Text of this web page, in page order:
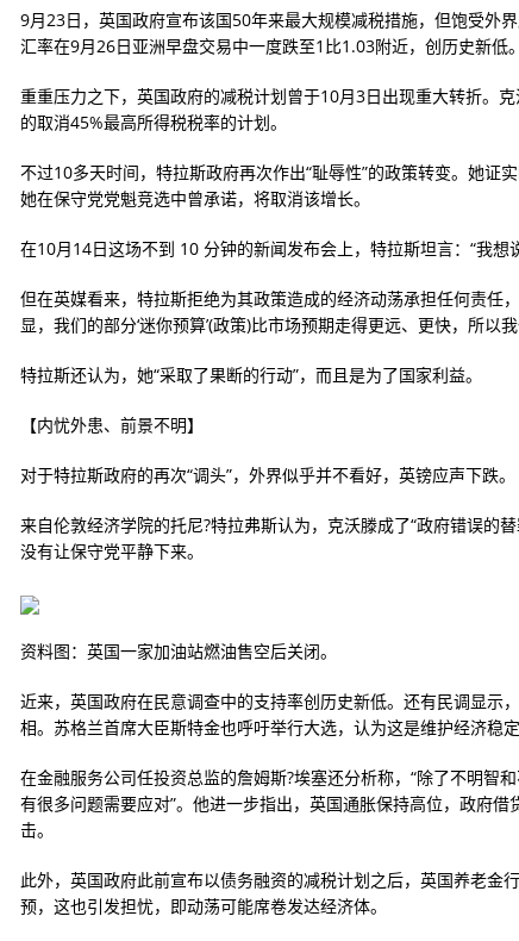
青眼有加？
加坡国立大学李光耀公共政策学院副教授顾清扬
汗小伙马赫：中国的发展机会就是世界的发展机会
国家借鉴——专访卢旺达政治分析师穆甘夫
企业的选择
到中国都有全新感受
飞船绕月
票价
主张
局？
掉与通胀的斗争
9月23日，英国政府宣布该国50年来最大规模减税措施，但饱受外
汇率在9月26日亚洲早盘交易中一度跌至1比1.03附近，创历史新低。
重重压力之下，英国政府的减税计划曾于10月3日出现重大转折。
的取消45%最高所得税税率的计划。
不过10多天时间，特拉斯政府再次作出“耻辱性”的政策转变。她证
她在保守党党魁竞选中曾承诺，将取消该增长。
在10月14日这场不到 10 分钟的新闻发布会上，特拉斯坦言：“我想
但在英媒看来，特拉斯拒绝为其政策造成的经济动荡承担任何责任
显，我们的部分‘迷你预算’(政策)比市场预期走得更远、更快，所以
特拉斯还认为，她“采取了果断的行动”，而且是为了国家利益。
【内忧外患、前景不明】
对于特拉斯政府的再次“调头”，外界似乎并不看好，英镑应声下跌。
来自伦敦经济学院的托尼?特拉弗斯认为，克沃滕成了“政府错误的
没有让保守党平静下来。
资料图：英国一家加油站燃油售空后关闭。
近来，英国政府在民意调查中的支持率创历史新低。还有民调显示
相。苏格兰首席大臣斯特金也呼吁举行大选，认为这是维护经济稳定
在金融服务公司任投资总监的詹姆斯?埃塞还分析称，“除了不明智
有很多问题需要应对”。他进一步指出，英国通胀保持高位，政府
击。
此外，英国政府此前宣布以债务融资的减税计划之后，英国养老金
预，这也引发担忧，即动荡可能席卷发达经济体。